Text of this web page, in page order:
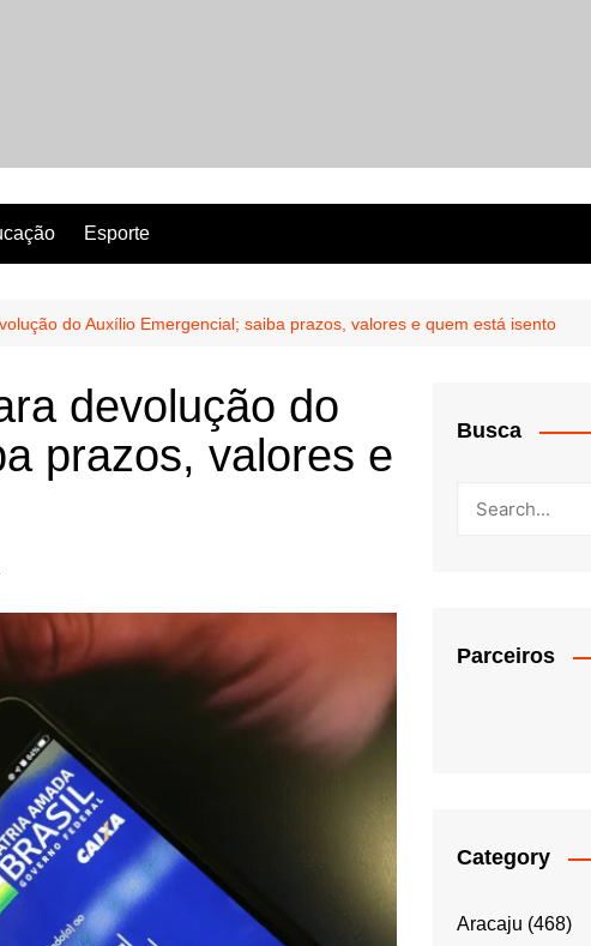
Esporte
do Auxílio Emergencial; saiba prazos, valores e quem está isento
devolução do
prazos, valores e
Busca
Parceiros
Category
Aracaju (468)